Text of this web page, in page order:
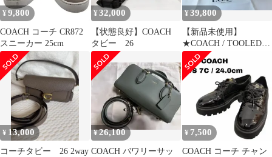
¥9,800
COACH コーチ CR872
スニーカー 25cm
¥32,000
【状態良好】COACH
タビー 26
¥39,800
【新品未使用】
★COACH / TOOLED
TABBY 20
¥ 13,000
コーチタビー 26 2way
¥26,100
COACH バワリーサッ
¥ 7,500
COACH コーチ チャン